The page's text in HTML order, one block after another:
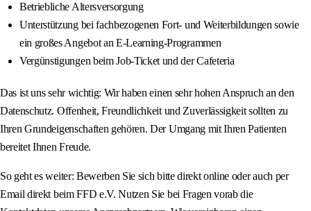
Betriebliche Altersversorgung
Unterstützung bei fachbezogenen Fort- und Weiterbildungen sowie
ein großes Angebot an E-Learning-Programmen
Vergünstigungen beim Job-Ticket und der Cafeteria
Das ist uns sehr wichtig: Wir haben einen sehr hohen Anspruch an den
Datenschutz. Offenheit, Freundlichkeit und Zuverlässigkeit sollten zu
Ihren Grundeigenschaften gehören. Der Umgang mit Ihren Patienten
bereitet Ihnen Freude.
So geht es weiter: Bewerben Sie sich bitte direkt online oder auch per
Email direkt beim FFD e.V. Nutzen Sie bei Fragen vorab die